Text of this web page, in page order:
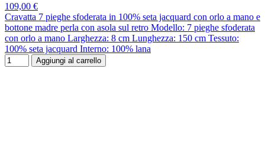
109,00 €
Cravatta 7 pieghe sfoderata in 100% seta jacquard con orlo a mano e
bottone madre perla con asola sul retro Modello: 7 pieghe sfoderata
con orlo a mano Larghezza: 8 cm Lunghezza: 150 cm Tessuto:
100% seta jacquard Interno: 100% lana
Aggiungi al carrello